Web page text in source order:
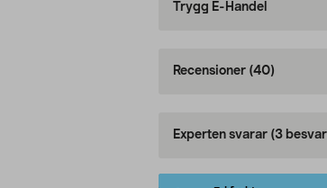
Trygg E-Handel
Recensioner (40)
Experten svarar (3